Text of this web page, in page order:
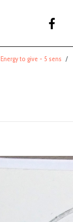
Energy to give - 5 sens